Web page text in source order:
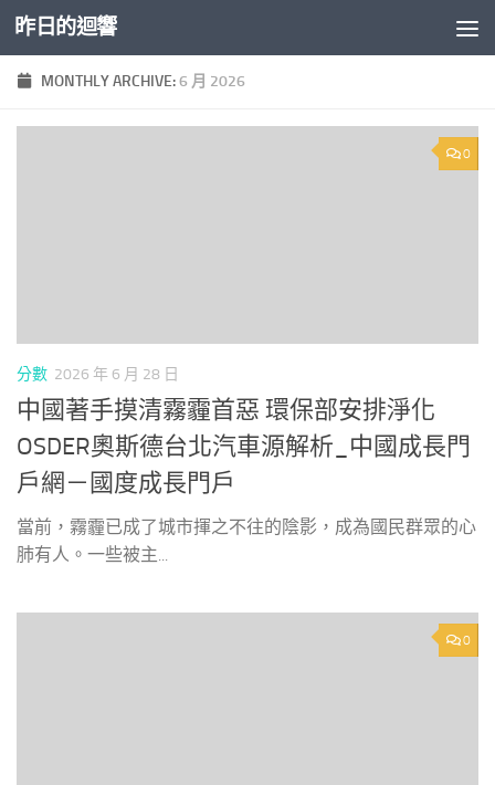
Skip to content
昨日的迴響
MONTHLY ARCHIVE:6 月 2026
0
分數 2026 年 6 月 28 日
中國著手摸清霧霾首惡 環保部安排淨化
OSDER奧斯德台北汽車源解析_中國成長門
戶網－國度成長門戶
當前，霧霾已成了城市揮之不往的陰影，成為國民群眾的心
肺有人。一些被主...
0